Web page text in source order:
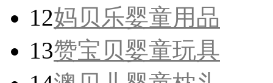
12妈贝乐婴童用品
13赞宝贝婴童玩具